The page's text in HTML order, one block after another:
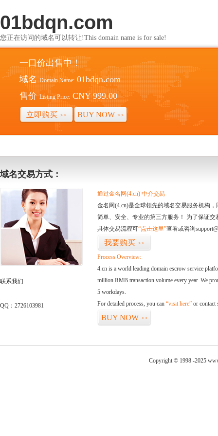
01bdqn.com
您正在访问的域名可以转让!This domain name is for sale!
一口价出售中！
域名 Domain Name: 01bdqn.com
售价 Listing Price: CNY 999.00
立即购买 >> BUY NOW >>
域名交易方式：
联系我们
QQ：2726103981
通过金名网(4.cn) 中介交易
金名网(4.cn)是全球领先的域名交易服务机构
简单、安全、专业的第三方服务！ 为了保证
具体交易流程可“点击这里”查看或咨询
我要购买 >>
Process Overview:
4.cn is a world leading domain escrow service
million RMB transaction volume every year. We
5 workdays.
For detailed process, you can “visit here” or contact
BUY NOW >>
Copyright © 1998 -2025